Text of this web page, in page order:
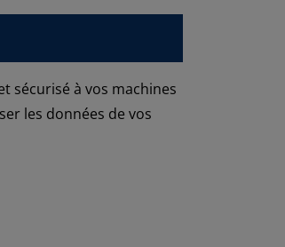
sécurisé à vos machines
les données de vos